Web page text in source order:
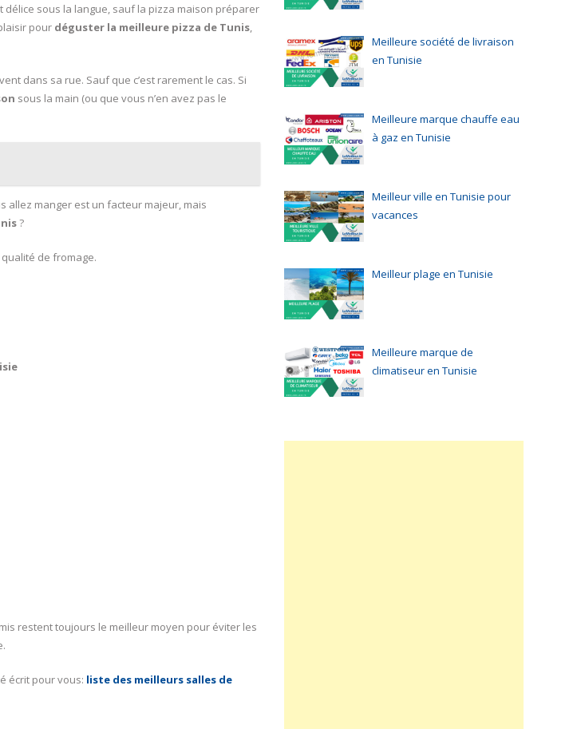
sous la langue, sauf la pizza maison préparer
pour déguster la meilleure pizza de Tunis,
dans sa rue. Sauf que c’est rarement le cas. Si
sous la main (ou que vous n’en avez pas le
allez manger est un facteur majeur, mais
?
qualité de fromage.
restent toujours le meilleur moyen pour éviter les
écrit pour vous: liste des meilleurs salles de
Meilleure société de livraison
en Tunisie
Meilleure marque chauffe eau
à gaz en Tunisie
Meilleur ville en Tunisie pour
vacances
Meilleur plage en Tunisie
Meilleure marque de
climatiseur en Tunisie